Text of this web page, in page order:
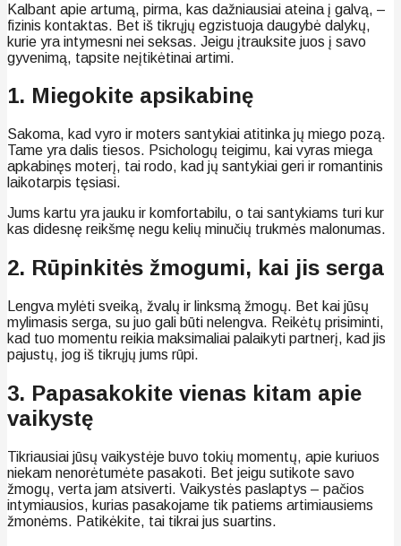
Kalbant apie artumą, pirma, kas dažniausiai ateina į galvą, –
fizinis kontaktas. Bet iš tikrųjų egzistuoja daugybė dalykų,
kurie yra intymesni nei seksas. Jeigu įtrauksite juos į savo
gyvenimą, tapsite neįtikėtinai artimi.
1. Miegokite apsikabinę
Sakoma, kad vyro ir moters santykiai atitinka jų miego pozą.
Tame yra dalis tiesos. Psichologų teigimu, kai vyras miega
apkabinęs moterį, tai rodo, kad jų santykiai geri ir romantinis
laikotarpis tęsiasi.
Jums kartu yra jauku ir komfortabilu, o tai santykiams turi kur
kas didesnę reikšmę negu kelių minučių trukmės malonumas.
2. Rūpinkitės žmogumi, kai jis serga
Lengva mylėti sveiką, žvalų ir linksmą žmogų. Bet kai jūsų
mylimasis serga, su juo gali būti nelengva. Reikėtų prisiminti,
kad tuo momentu reikia maksimaliai palaikyti partnerį, kad jis
pajustų, jog iš tikrųjų jums rūpi.
3. Papasakokite vienas kitam apie
vaikystę
Tikriausiai jūsų vaikystėje buvo tokių momentų, apie kuriuos
niekam nenorėtumėte pasakoti. Bet jeigu sutikote savo
žmogų, verta jam atsiverti. Vaikystės paslaptys – pačios
intymiausios, kurias pasakojame tik patiems artimiausiems
žmonėms. Patikėkite, tai tikrai jus suartins.